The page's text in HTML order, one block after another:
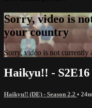
Sorry, video is
your country
Sorry, video is not
Haikyu!! -
Haikyu!! (DE) - Season 2.2 • 24m